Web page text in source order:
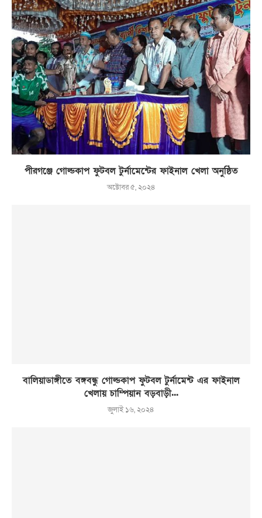
পীরগঞ্জে গোল্ডকাপ ফুটবল টুর্নামেন্টের ফাইনাল খেলা অনুষ্ঠিত
অক্টোবর ৫, ২০২৪
বালিয়াডাঙ্গীতে বঙ্গবন্ধু গোল্ডকাপ ফুটবল টুর্নামেন্ট এর ফাইনাল
খেলায় চাম্পিয়ান বড়বাড়ী...
জুলাই ১৬, ২০২৪